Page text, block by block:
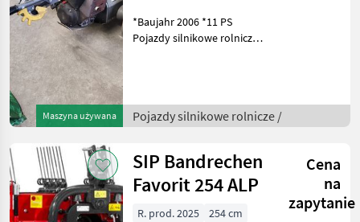
Maszyna używana
*Baujahr 2006 *11 PS
Pojazdy silnikowe rolnicze
Pojazdy silnikowe rolnicze /
SIP Bandrechen
Favorit 254 ALP
Cena
na
zapytanie
R. prod. 2025 254 cm